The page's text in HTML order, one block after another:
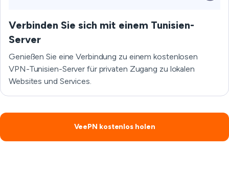
Verbinden Sie sich mit einem Tunisien-
Server
Genießen Sie eine Verbindung zu einem kostenlosen
VPN-Tunisien-Server für privaten Zugang zu lokalen
Websites und Services.
VeePN kostenlos holen